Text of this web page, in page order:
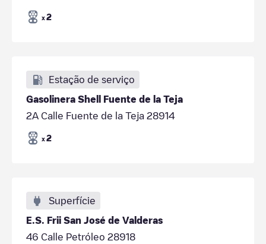
x 2
Estação de serviço
Gasolinera Shell Fuente de la Teja
2A Calle Fuente de la Teja 28914
x 2
Superfície
E.S. Frii San José de Valderas
46 Calle Petróleo 28918